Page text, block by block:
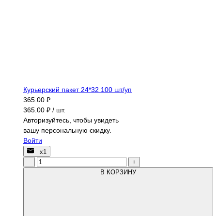
Курьерский пакет 24*32 100 шт/уп
365.00 ₽
365.00 ₽ / шт.
Авторизуйтесь, чтобы увидеть
вашу персональную скидку.
Войти
х1
−
+
В КОРЗИНУ